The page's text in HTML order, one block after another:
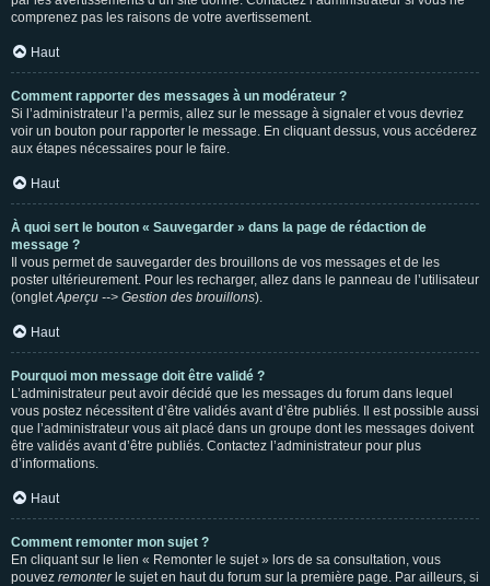
comprenez pas les raisons de votre avertissement.
Haut
Comment rapporter des messages à un modérateur ?
Si l’administrateur l’a permis, allez sur le message à signaler et vous devriez
voir un bouton pour rapporter le message. En cliquant dessus, vous accéderez
aux étapes nécessaires pour le faire.
Haut
À quoi sert le bouton « Sauvegarder » dans la page de rédaction de
message ?
Il vous permet de sauvegarder des brouillons de vos messages et de les
poster ultérieurement. Pour les recharger, allez dans le panneau de l’utilisateur
(ongletAperçu --> Gestion des brouillons).
Haut
Pourquoi mon message doit être validé ?
L’administrateur peut avoir décidé que les messages du forum dans lequel
vous postez nécessitent d’être validés avant d’être publiés. Il est possible aussi
que l’administrateur vous ait placé dans un groupe dont les messages doivent
être validés avant d’être publiés. Contactez l’administrateur pour plus
d’informations.
Haut
Comment remonter mon sujet ?
En cliquant sur le lien « Remonter le sujet » lors de sa consultation, vous
pouvez remonterle sujet en haut du forum sur la première page. Par ailleurs, si